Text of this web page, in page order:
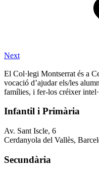
Next
El Col·legi Montserrat és a
vocació d’ajudar els/les
famílies, i fer-los créixer
Infantil i Primària
Av. Sant Iscle, 6
Cerdanyola del Vallès,
Secundària